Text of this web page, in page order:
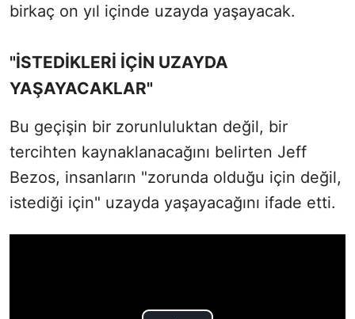
birkaç on yıl içinde uzayda yaşayacak.
"İSTEDİKLERİ İÇİN UZAYDA
YAŞAYACAKLAR"
Bu geçişin bir zorunluluktan değil, bir
tercihten kaynaklanacağını belirten Jeff
Bezos, insanların "zorunda olduğu için değil,
istediği için" uzayda yaşayacağını ifade etti.